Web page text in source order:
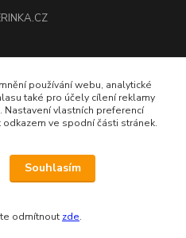
So 8:00-12:00hod)
používání webu, analytické
také pro účely cílení reklamy
Nastavení vlastních preferencí
ve spodní části stránek.
Souhlasím
odmítnout zde.